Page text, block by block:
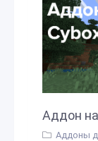
Аддон
Аддоны